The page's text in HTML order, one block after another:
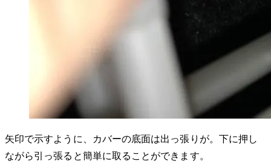
矢印で示すように、カバーの底面は出っ張りが。下に押し
ながら引っ張ると簡単に取ることができます。